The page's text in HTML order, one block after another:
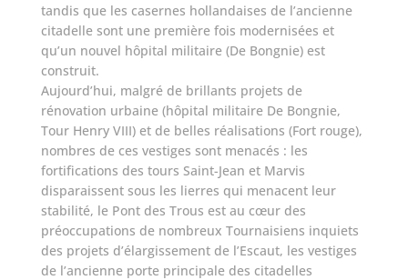
tandis que les casernes hollandaises de l’ancienne
citadelle sont une première fois modernisées et
qu’un nouvel hôpital militaire (De Bongnie) est
construit.
Aujourd’hui, malgré de brillants projets de
rénovation urbaine (hôpital militaire De Bongnie,
Tour Henry VIII) et de belles réalisations (Fort rouge),
nombres de ces vestiges sont menacés : les
fortifications des tours Saint-Jean et Marvis
disparaissent sous les lierres qui menacent leur
stabilité, le Pont des Trous est au cœur des
préoccupations de nombreux Tournaisiens inquiets
des projets d’élargissement de l’Escaut, les vestiges
de l’ancienne porte principale des citadelles